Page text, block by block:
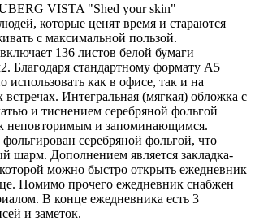
VISTA "Shed your skin"
которые ценят время и стараются
с максимальной пользой.
136 листов белой бумаги
Благодаря стандартному формату А5
использовать как в офисе, так и на
Интегральная (мягкая) обложка с
и тиснением серебряной фольгой
неповторимым и запоминающимся.
серебряной фольгой, что
шарм. Дополнением является закладка-
можно быстро открыть ежедневник
Помимо прочего ежедневник снабжен
В конце ежедневника есть 3
и заметок.